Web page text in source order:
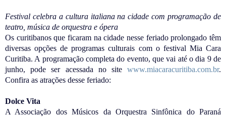
Festival celebra a cultura italiana na cidade com programação de
teatro, música de orquestra e ópera
Os curitibanos que ficaram na cidade nesse feriado prolongado têm
diversas opções de programas culturais com o festival Mia Cara
Curitiba. A programação completa do evento, que vai até o dia 9 de
junho, pode ser acessada no site www.miacaracuritiba.com.br.
Confira as atrações desse feriado:
Dolce Vita
A Associação dos Músicos da Orquestra Sinfônica do Paraná